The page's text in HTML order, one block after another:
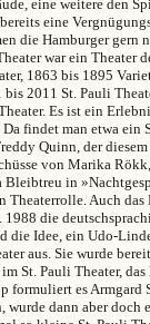
eine weitere den
eine
die Hamburger gern
war ein Theater
1863 bis 1895
2011 St. Pauli
Es ist ein
findet man etwa ein
Quinn, der diesem
von Marika
in
Theaterrolle. Auch
die
die Idee, ein Udo-
aus. Sie wurde
St. Pauli Theater,
formuliert es Armgard
dann aber doch